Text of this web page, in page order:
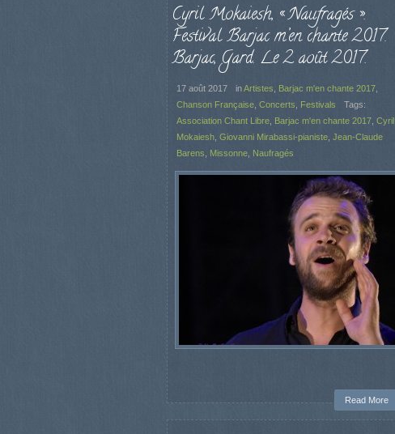
Cyril Mokaiesh, « Naufragés ».
Festival Barjac m’en chante 2017.
Barjac, Gard. Le 2 août 2017.
17 août 2017 inArtistes Barjac m'en chante 2017
Chanson Française Concerts Festivals
Tags:
Association Chant Libre Barjac m'en chante 2017 Cyril
Mokaiesh Giovanni Mirabassi-pianiste Jean-Claude
Barens
Missonne Naufragés
Read More